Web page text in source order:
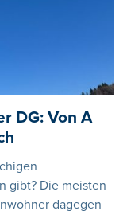
DG: Von A
gibt? Die meisten
dagegen